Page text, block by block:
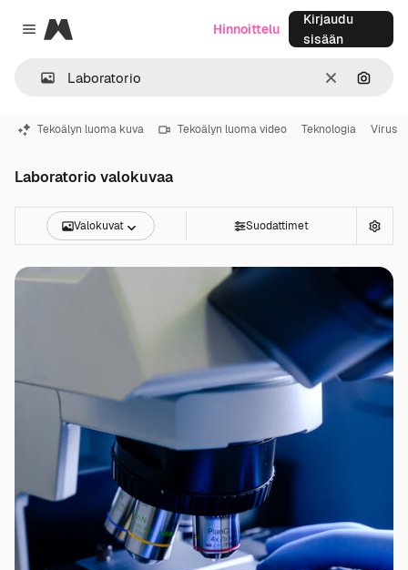
Close menu
Magnific
SelkeäHae
Hinnoittelu
Kirjaudu
sisään
Tekoälyn luoma kuva Tekoälyn luoma video Teknologia Virus
Laboratorio valokuvaa
Valokuvat Suodattimet